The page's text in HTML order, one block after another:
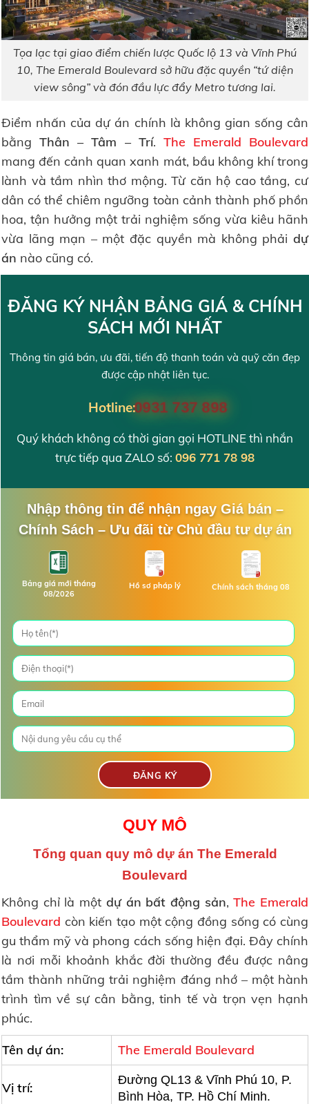
Tọa lạc tại giao điểm chiến lược Quốc lộ 13 và Vĩnh Phú
10, The Emerald Boulevard sở hữu đặc quyền “tứ diện
view sông” và đón đầu lực đẩy Metro tương lai.
Điểm nhấn của dự án chính là không gian sống cân
bằngThân – Tâm – Trí. The Emerald Boulevard
mang đến cảnh quan xanh mát, bầu không khí trong
lành và tầm nhìn thơ mộng. Từ căn hộ cao tầng, cư
dân có thể chiêm ngưỡng toàn cảnh thành phố phồn
hoa, tận hưởng một trải nghiệm sống vừa kiêu hãnh
vừa lãng mạn – một đặc quyền mà không phải dự
án nào cũng có.
ĐĂNG KÝ NHẬN BẢNG GIÁ & CHÍNH
SÁCH MỚI NHẤT
Thông tin giá bán, ưu đãi, tiến độ thanh toán và quỹ căn đẹp
được cập nhật liên tục.
Hotline:0931 737 898
Quý khách không có thời gian gọi HOTLINE thì nhắn
trực tiếp qua ZALO số: 096 771 78 98
Nhập thông tin để nhận ngay Giá bán –
Chính Sách – Ưu đãi từ Chủ đầu tư dự án
Bảng giá mới tháng
08/2026
Hồ sơ pháp lý Chính sách tháng 08
QUY MÔ
Tổng quan quy mô dự án The Emerald
Boulevard
Không chỉ là một dự án bất động sản,The Emerald
Boulevard còn kiến tạo một cộng đồng sống có cùng
gu thẩm mỹ và phong cách sống hiện đại. Đây chính
là nơi mỗi khoảnh khắc đời thường đều được nâng
tầm thành những trải nghiệm đáng nhớ – một hành
trình tìm về sự cân bằng, tinh tế và trọn vẹn hạnh
phúc.
Tên dự án:
The Emerald Boulevard
Vị trí:
Đường QL13 & Vĩnh Phú 10, P.
Bình Hòa, TP. Hồ Chí Minh.